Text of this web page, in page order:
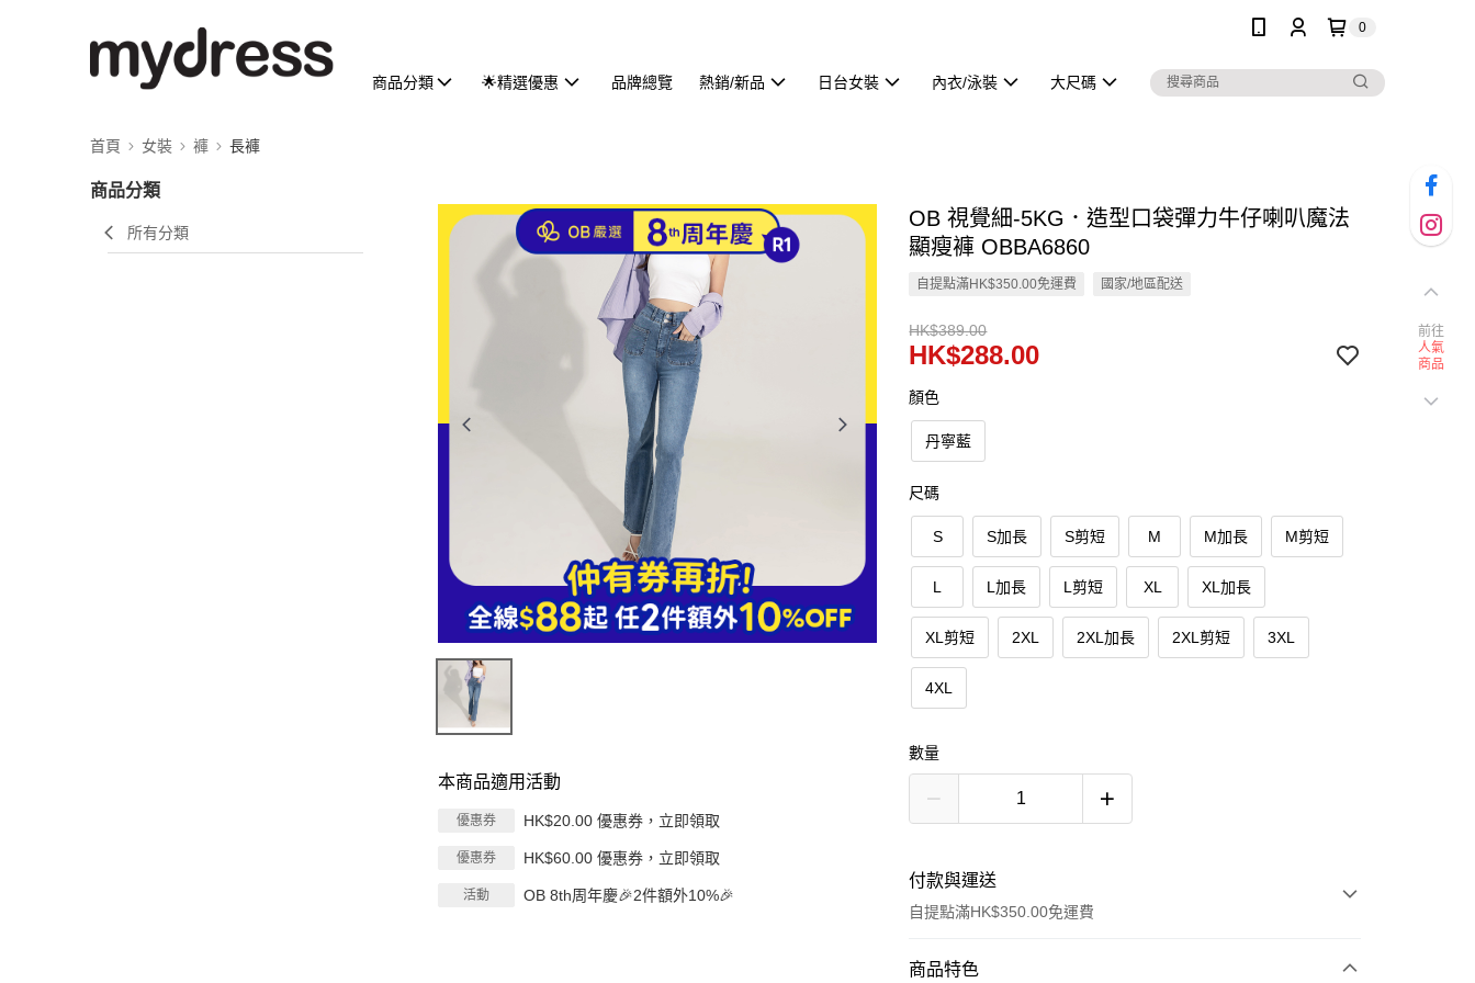
0
商品分類 🌟精選優惠 品牌總覽 熱銷/新品 日台女裝 內衣/泳裝 大尺碼
首頁 女裝 褲 長褲
商品分類
所有分類
本商品適用活動
優惠券 HK$20.00 優惠券，立即領取
優惠券 HK$60.00 優惠券，立即領取
活動 OB 8th周年慶🎉2件額外10%🎉
OB 視覺細-5KG．造型口袋彈力牛仔喇叭魔法
顯瘦褲 OBBA6860
自提點滿HK$350.00免運費 國家/地區配送
HK$389.00
HK$288.00
顏色
丹寧藍
尺碼
S S加長 S剪短 M M加長 M剪短
L L加長 L剪短 XL XL加長
XL剪短 2XL 2XL加長 2XL剪短 3XL
4XL
數量
付款與運送
自提點滿HK$350.00免運費
付款方式
商品特色
前往
人氣
商品